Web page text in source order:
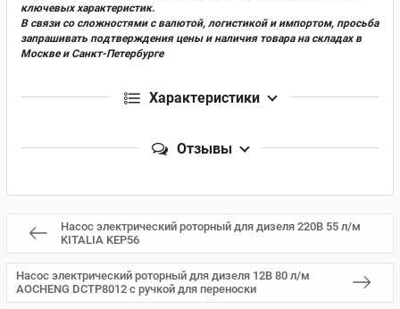
ключевых характеристик.
В связи со сложностями с валютой, логистикой и импортом, просьба
запрашивать подтверждения цены и наличия товара на складах в
Москве и Санкт-Петербурге
Характеристики
Отзывы
Насос электрический роторный для дизеля 220В 55 л/м
KITALIA KEP56
Насос электрический роторный для дизеля 12В 80 л/м
AOCHENG DCTP8012 с ручкой для переноски